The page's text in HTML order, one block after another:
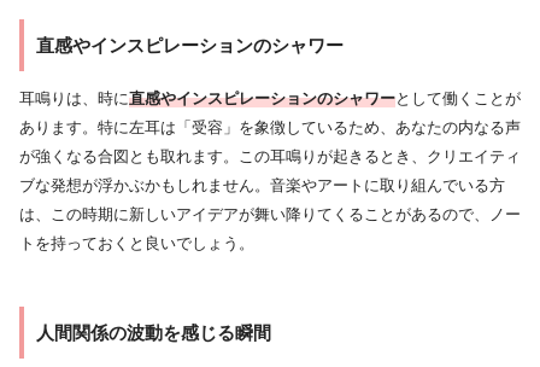
直感やインスピレーションのシャワー
耳鳴りは、時に直感やインスピレーションのシャワーとして働くことが
あります。特に左耳は「受容」を象徴しているため、あなたの内なる声
が強くなる合図とも取れます。この耳鳴りが起きるとき、クリエイティ
ブな発想が浮かぶかもしれません。音楽やアートに取り組んでいる方
は、この時期に新しいアイデアが舞い降りてくることがあるので、ノー
トを持っておくと良いでしょう。
人間関係の波動を感じる瞬間